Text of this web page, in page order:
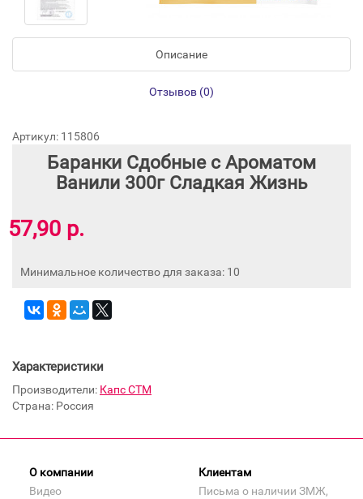
Описание
Отзывов (0)
Артикул: 115806
Баранки Сдобные с Ароматом
Ванили 300г Сладкая Жизнь
57,90 р.
Минимальное количество для заказа: 10
Характеристики
Производители: Капс СТМ
Страна: Россия
О компании
Видео
Клиентам
Письма о наличии ЗМЖ,